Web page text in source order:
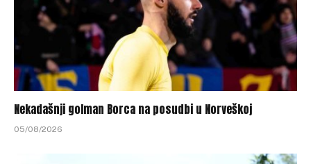
Nekadašnji golman Borca na posudbi u Norveškoj
05/08/2026